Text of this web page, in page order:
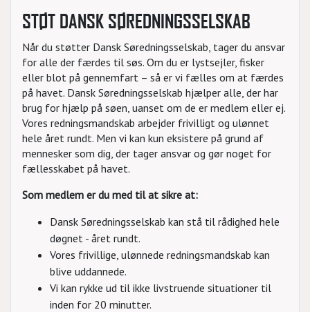
STØT DANSK SØREDNINGSSELSKAB
Når du støtter Dansk Søredningsselskab, tager du ansvar
for alle der færdes til søs. Om du er lystsejler, fisker
eller blot på gennemfart – så er vi fælles om at færdes
på havet. Dansk Søredningsselskab hjælper alle, der har
brug for hjælp på søen, uanset om de er medlem eller ej.
Vores redningsmandskab arbejder frivilligt og ulønnet
hele året rundt. Men vi kan kun eksistere på grund af
mennesker som dig, der tager ansvar og gør noget for
fællesskabet på havet.
Som medlem er du med til at sikre at:
Dansk Søredningsselskab kan stå til rådighed hele
døgnet - året rundt.
Vores frivillige, ulønnede redningsmandskab kan
blive uddannede.
Vi kan rykke ud til ikke livstruende situationer til
inden for 20 minutter.